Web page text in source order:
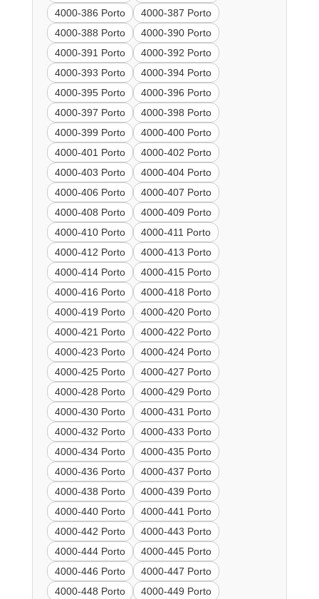
4000-386 Porto
4000-387 Porto
4000-388 Porto
4000-390 Porto
4000-391 Porto
4000-392 Porto
4000-393 Porto
4000-394 Porto
4000-395 Porto
4000-396 Porto
4000-397 Porto
4000-398 Porto
4000-399 Porto
4000-400 Porto
4000-401 Porto
4000-402 Porto
4000-403 Porto
4000-404 Porto
4000-406 Porto
4000-407 Porto
4000-408 Porto
4000-409 Porto
4000-410 Porto
4000-411 Porto
4000-412 Porto
4000-413 Porto
4000-414 Porto
4000-415 Porto
4000-416 Porto
4000-418 Porto
4000-419 Porto
4000-420 Porto
4000-421 Porto
4000-422 Porto
4000-423 Porto
4000-424 Porto
4000-425 Porto
4000-427 Porto
4000-428 Porto
4000-429 Porto
4000-430 Porto
4000-431 Porto
4000-432 Porto
4000-433 Porto
4000-434 Porto
4000-435 Porto
4000-436 Porto
4000-437 Porto
4000-438 Porto
4000-439 Porto
4000-440 Porto
4000-441 Porto
4000-442 Porto
4000-443 Porto
4000-444 Porto
4000-445 Porto
4000-446 Porto
4000-447 Porto
4000-448 Porto
4000-449 Porto